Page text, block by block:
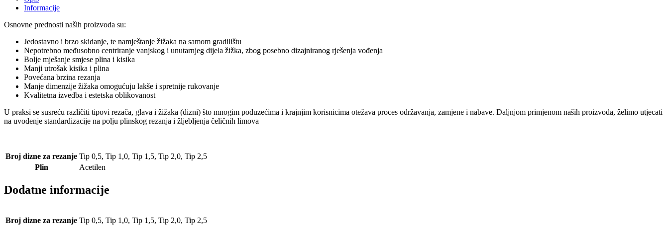
Informacije
Osnovne prednosti naših proizvoda su:
Jedostavno i brzo skidanje, te namještanje žižaka na samom gradilištu
Nepotrebno međusobno centriranje vanjskog i unutarnjeg dijela žižka, zbog posebno dizajniranog rješenja vođenja
Bolje mješanje smjese plina i kisika
Manji utrošak kisika i plina
Povećana brzina rezanja
Manje dimenzije žižaka omogućuju lakše i spretnije rukovanje
Kvalitetna izvedba i estetska oblikovanost
U praksi se susreću različiti tipovi rezača, glava i žižaka (dizni) što mnogim poduzećima i krajnjim korisnicima otežava proces održavanja, zamjene i nabave. Daljnjom primjenom naših proizvoda, želimo utjecati
na uvođenje standardizacije na polju plinskog rezanja i žljebljenja čeličnih limova
Broj dizne za rezanje Tip 0,5, Tip 1,0, Tip 1,5, Tip 2,0, Tip 2,5
Plin
Acetilen
Dodatne informacije
Broj dizne za rezanje Tip 0,5, Tip 1,0, Tip 1,5, Tip 2,0, Tip 2,5